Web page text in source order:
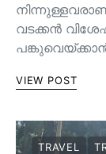
വടക്കൻ
VIEW POST
TRAVEL